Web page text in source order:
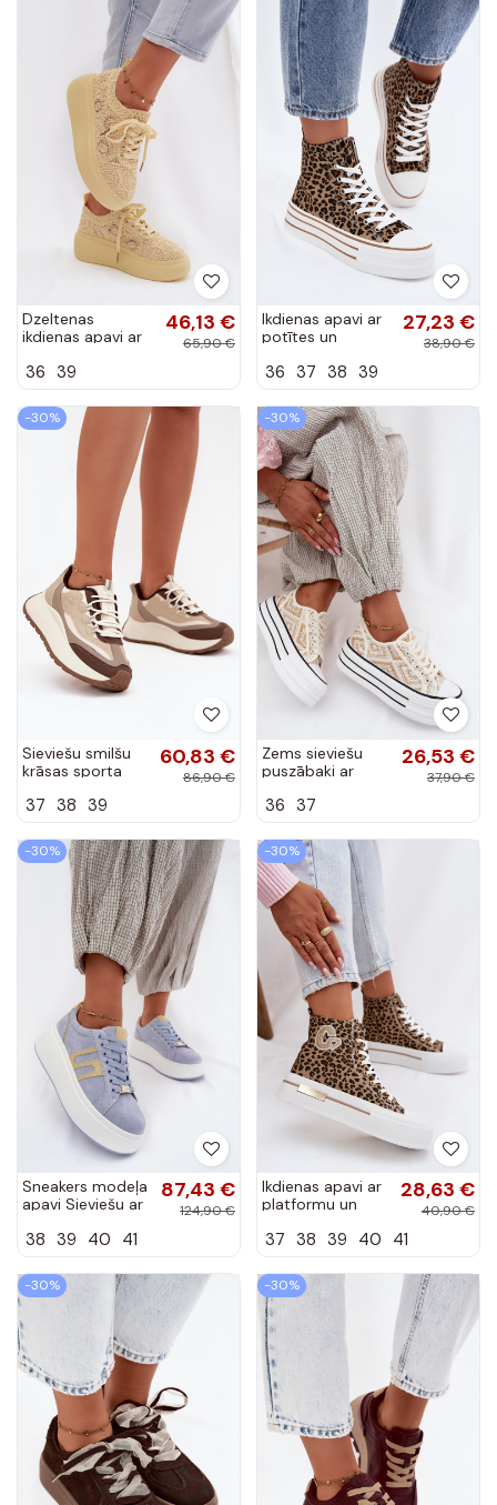
Dzeltenas
ikdienas apavi ar
mežģīņu motīviem
46,13 €
65,90 €
36 39
Ikdienas apavi ar
potītes un
Inildrose
27,23 €
38,90 €
36 37 38 39
-30%
Sieviešu smilšu
krāsas sporta
platformu Big
HI-POLY SYSTEM
60,83 €
86,90 €
37 38 39
-30%
Zems sieviešu
puszābaki ar
Baltas-Zelta
26,53 €
37,90 €
36 37
-30%
Sneakers modeļa
apavi Sieviešu ar
dabīgas ādasoIna
Salima
87,43 €
124,90 €
38 39 40 41
-30%
Ikdienas apavi ar
platformu un
Meloria
28,63 €
40,90 €
37 38 39 40 41
-30% -30%